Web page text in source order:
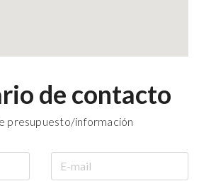
de contacto
presupuesto/información